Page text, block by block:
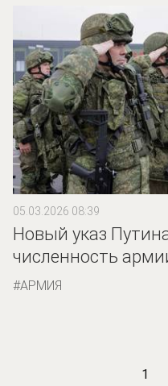
05.03.2026 08:39
Новый указ
численность
АРМИЯ
1